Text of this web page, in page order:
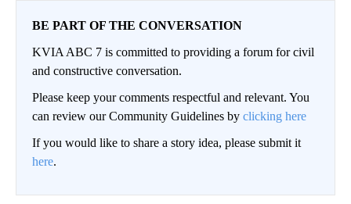
BE PART OF THE CONVERSATION
KVIA ABC 7 is committed to providing a forum for civil
and constructive conversation.
Please keep your comments respectful and relevant. You
can review our Community Guidelines by clicking here
If you would like to share a story idea, please submit it
here.